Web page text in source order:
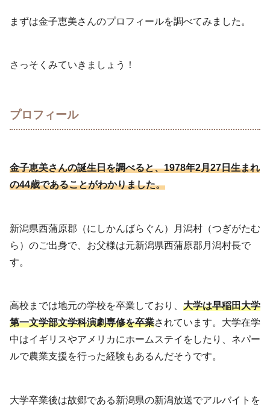
まずは金子恵美さんのプロフィールを調べてみました。
さっそくみていきましょう！
プロフィール
金子恵美さんの誕生日を調べると、1978年2月27日生まれ
の44歳であることがわかりました。
新潟県西蒲原郡（にしかんばらぐん）月潟村（つぎがたむ
ら）のご出身で、お父様は元新潟県西蒲原郡月潟村長で
す。
高校までは地元の学校を卒業しており、 大学は早稲田大学
第一文学部文学科演劇専修を卒業されています。大学在学
中はイギリスやアメリカにホームステイをしたり、ネパー
ルで農業支援を行った経験もあるんだそうです。
大学卒業後は故郷である新潟県の新潟放送でアルバイトを